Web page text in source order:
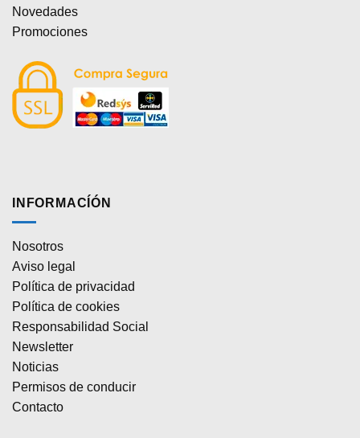
Novedades
Promociones
INFORMACÍÓN
Nosotros
Aviso legal
Política de privacidad
Política de cookies
Responsabilidad Social
Newsletter
Noticias
Permisos de conducir
Contacto